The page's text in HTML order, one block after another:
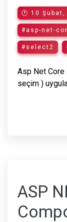
🕐 10 Şubat,
#asp-net-
#select2
Asp Net
seçim )
ASP